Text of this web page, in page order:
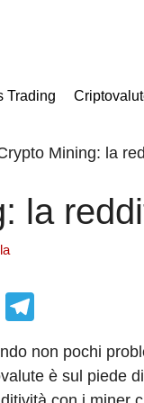
Trading
Mining: la
la
W
e
gr
non pochi
è sul piede